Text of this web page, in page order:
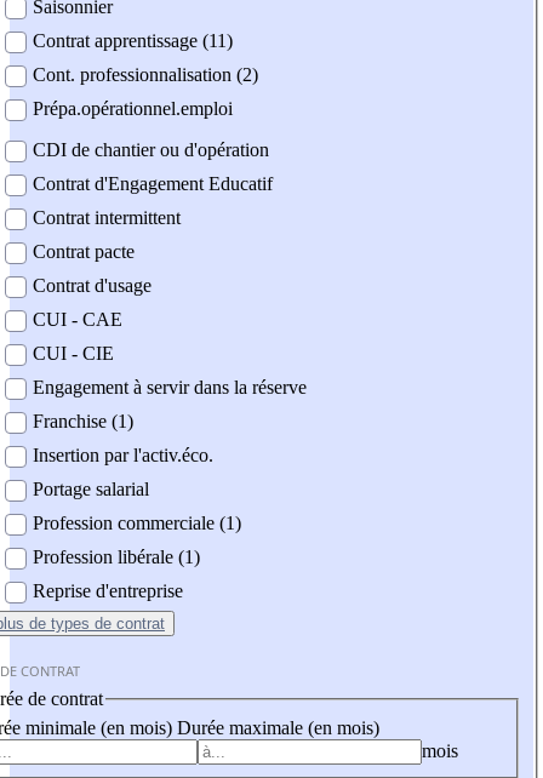
Saisonnier
Contrat apprentissage (11)
Cont. professionnalisation (2)
Prépa.opérationnel.emploi
CDI de chantier ou d'opération
Contrat d'Engagement Educatif
Contrat intermittent
Contrat pacte
Contrat d'usage
CUI - CAE
CUI - CIE
Engagement à servir dans la réserve
Franchise (1)
Insertion par l'activ.éco.
Portage salarial
Profession commerciale (1)
Profession libérale (1)
Reprise d'entreprise
de types de contrat
CONTRAT
de contrat
minimale (en mois) Durée maximale (en mois)
mois